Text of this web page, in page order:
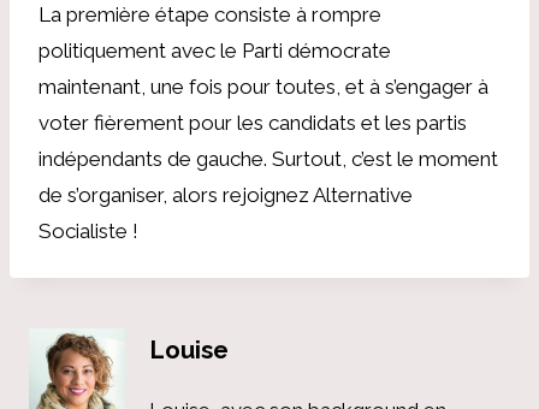
La première étape consiste à rompre
politiquement avec le Parti démocrate
maintenant, une fois pour toutes, et à s’engager à
voter fièrement pour les candidats et les partis
indépendants de gauche. Surtout, c’est le moment
de s’organiser, alors rejoignez Alternative
Socialiste !
Louise